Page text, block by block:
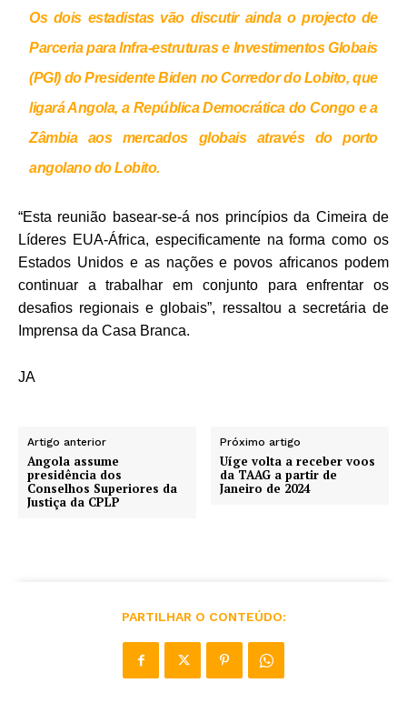
Os dois estadistas vão discutir ainda o projecto de
Parceria para Infra-estruturas e Investimentos Globais
(PGI) do Presidente Biden no Corredor do Lobito, que
ligará Angola, a República Democrática do Congo e a
Zâmbia aos mercados globais através do porto
angolano do Lobito.
“Esta reunião basear-se-á nos princípios da Cimeira de
Líderes EUA-África, especificamente na forma como os
Estados Unidos e as nações e povos africanos podem
continuar a trabalhar em conjunto para enfrentar os
desafios regionais e globais”, ressaltou a secretária de
Imprensa da Casa Branca.
JA
Artigo anterior
Angola assume
presidência dos
Conselhos Superiores da
Justiça da CPLP
Próximo artigo
Uíge volta a receber voos
da TAAG a partir de
Janeiro de 2024
PARTILHAR O CONTEÚDO: